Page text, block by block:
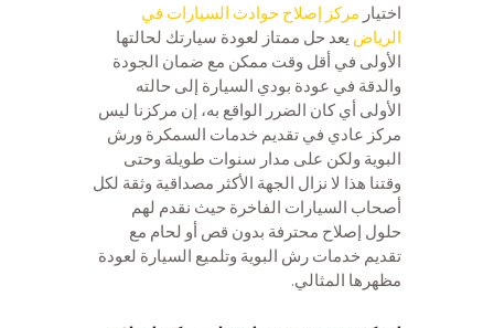
اختيار مركز إصلاح حوادث السيارات في
الرياض يعد حل ممتاز لعودة سيارتك لحالتها
الأولى في أقل وقت ممكن مع ضمان الجودة
والدقة في عودة بودي السيارة إلى حالته
الأولى أي كان الضرر الواقع به، إن مركزنا ليس
مركز عادي في تقديم خدمات السمكرة ورش
البوية ولكن على مدار سنوات طويلة وحتى
وقتنا هذا لا نزال الجهة الأكثر مصداقية وثقة لكل
أصحاب السيارات الفاخرة حيث نقدم لهم
حلول إصلاح محترفة بدون قص أو لحام مع
تقديم خدمات رش البوية وتلميع السيارة لعودة
مظهرها المثالي.